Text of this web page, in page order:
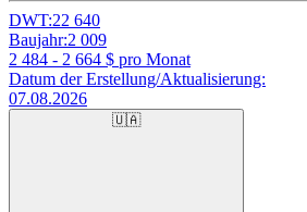
DWT:22 640
Baujahr:2 009
2 484 - 2 664 $ pro Monat
Datum der Erstellung/Aktualisierung:
07.08.2026
🇺🇦